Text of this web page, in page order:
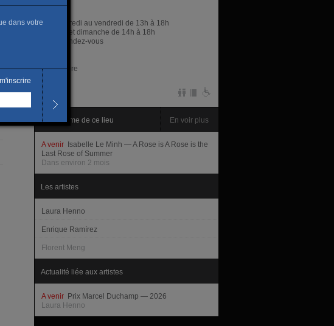
Du mercredi au vendredi de 13h à 18h
Samedi et dimanche de 14h à 18h
Et sur rendez-vous
Accès libre
Programme de ce lieu En voir plus
A venir
Isabelle Le Minh — A Rose is A Rose is the
Last Rose of Summer
Dans environ 2 mois
Les artistes
Laura Henno
Enrique Ramírez
Florent Meng
Actualité liée aux artistes
A venir Prix Marcel Duchamp — 2026
Laura Henno